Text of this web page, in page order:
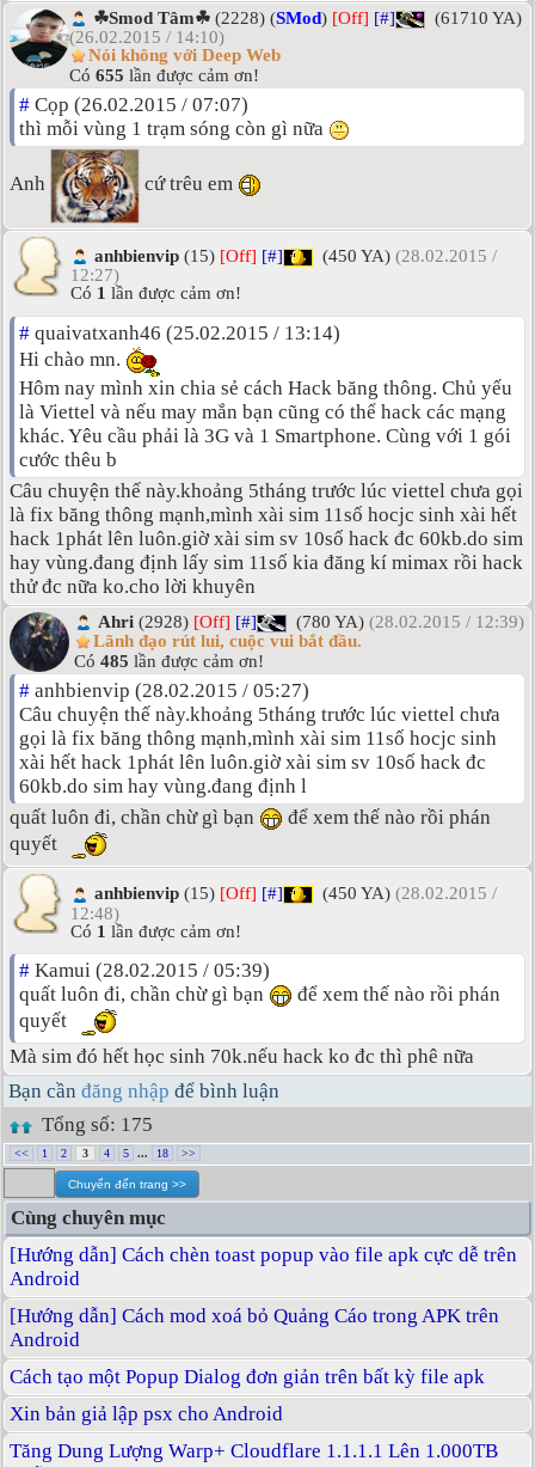
☘Smod Tâm☘ (2228) (SMod) [Off] [#]
(61710 YA)
(26.02.2015 / 14:10)
Nói không với Deep Web
Có 655 lần được cảm ơn!
# Cọp (26.02.2015 / 07:07)
thì mỗi vùng 1 trạm sóng còn gì nữa
Anh cứ trêu em
anhbienvip (15) [Off] [#] (450 YA) (28.02.2015 /
12:27)
Có 1 lần được cảm ơn!
# quaivatxanh46 (25.02.2015 / 13:14)
Hi chào mn.
Hôm nay mình xin chia sẻ cách Hack băng thông. Chủ yếu
là Viettel và nếu may mắn bạn cũng có thể hack các mạng
khác. Yêu cầu phải là 3G và 1 Smartphone. Cùng với 1 gói
cước thêu b
Câu chuyện thế này.khoảng 5tháng trước lúc viettel chưa gọi
là fix băng thông mạnh,mình xài sim 11số hocjc sinh xài hết
hack 1phát lên luôn.giờ xài sim sv 10số hack đc 60kb.do sim
hay vùng.đang định lấy sim 11số kia đăng kí mimax rồi hack
thử đc nữa ko.cho lời khuyên
Ahri (2928) [Off] [#] (780 YA) (28.02.2015 / 12:39)
Lãnh đạo rút lui, cuộc vui bắt đầu.
Có 485 lần được cảm ơn!
# anhbienvip (28.02.2015 / 05:27)
Câu chuyện thế này.khoảng 5tháng trước lúc viettel chưa
gọi là fix băng thông mạnh,mình xài sim 11số hocjc sinh
xài hết hack 1phát lên luôn.giờ xài sim sv 10số hack đc
60kb.do sim hay vùng.đang định l
quất luôn đi, chần chừ gì bạn
để xem thế nào rồi phán
quyết
anhbienvip (15) [Off] [#] (450 YA) (28.02.2015 /
12:48)
Có 1 lần được cảm ơn!
# Kamui (28.02.2015 / 05:39)
quất luôn đi, chần chừ gì bạn
để xem thế nào rồi phán
quyết
Mà sim đó hết học sinh 70k.nếu hack ko đc thì phê nữa
Bạn cần đăng nhập để bình luận
Tổng số: 175
<< 1 2 3 4 5 ... 18 >>
Cùng chuyên mục
[Hướng dẫn] Cách chèn toast popup vào file apk cực dễ trên
Android
[Hướng dẫn] Cách mod xoá bỏ Quảng Cáo trong APK trên
Android
Cách tạo một Popup Dialog đơn giản trên bất kỳ file apk
Xin bản giả lập psx cho Android
Tăng Dung Lượng Warp+ Cloudflare 1.1.1.1 Lên 1.000TB